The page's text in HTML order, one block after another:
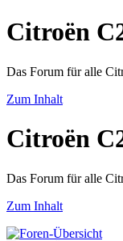
Citroën
Das Forum für alle
Zum Inhalt
Citroën
Das Forum für alle
Zum Inhalt